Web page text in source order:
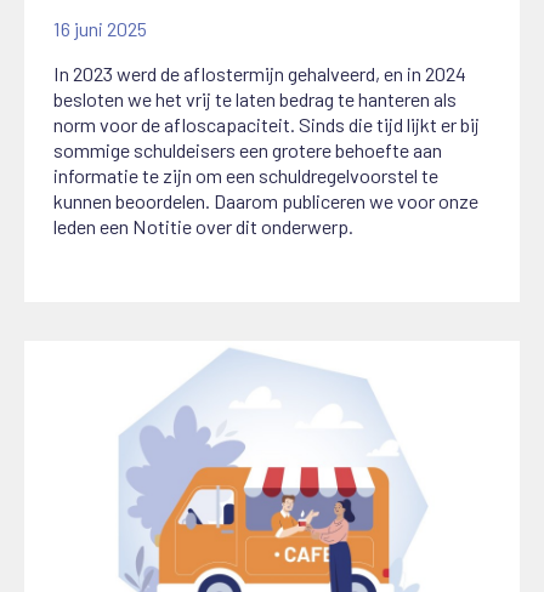
16 juni 2025
In 2023 werd de aflostermijn gehalveerd, en in 2024
besloten we het vrij te laten bedrag te hanteren als
norm voor de afloscapaciteit. Sinds die tijd lijkt er bij
sommige schuldeisers een grotere behoefte aan
informatie te zijn om een schuldregelvoorstel te
kunnen beoordelen. Daarom publiceren we voor onze
leden een Notitie over dit onderwerp.